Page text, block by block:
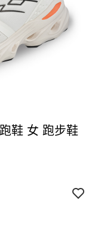
鞋 女 跑步鞋